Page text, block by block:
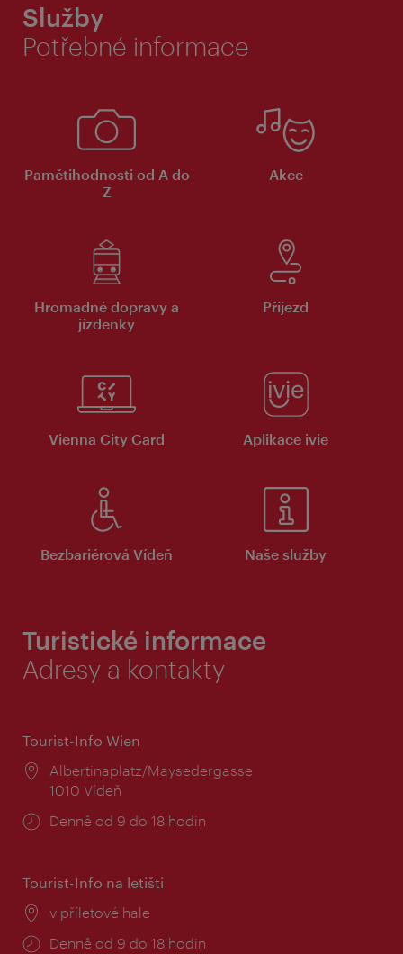
Služby
Potřebné informace
Pamětihodnosti od A do
Z
Akce
Hromadné dopravy a
jízdenky
Příjezd
Vienna City Card Aplikace ivie
Bezbariérová Vídeň Naše služby
Turistické informace
Adresy a kontakty
Tourist-Info Wien
Místo:
Albertinaplatz/Maysedergasse
1010 Vídeň
Provozní
Denně od 9 do 18 hodin
Tourist-Info na letišti
Místo:
v příletové hale
Provozní
Denně od 9 do 18 hodin